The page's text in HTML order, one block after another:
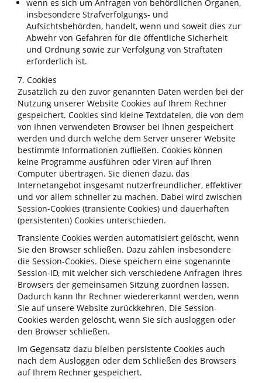
wenn es sich um Anfragen von behördlichen Organen,
insbesondere Strafverfolgungs- und
Aufsichtsbehörden, handelt, wenn und soweit dies zur
Abwehr von Gefahren für die öffentliche Sicherheit
und Ordnung sowie zur Verfolgung von Straftaten
erforderlich ist.
7. Cookies
Zusätzlich zu den zuvor genannten Daten werden bei der
Nutzung unserer Website Cookies auf Ihrem Rechner
gespeichert. Cookies sind kleine Textdateien, die von dem
von Ihnen verwendeten Browser bei Ihnen gespeichert
werden und durch welche dem Server unserer Website
bestimmte Informationen zufließen. Cookies können
keine Programme ausführen oder Viren auf Ihren
Computer übertragen. Sie dienen dazu, das
Internetangebot insgesamt nutzerfreundlicher, effektiver
und vor allem schneller zu machen. Dabei wird zwischen
Session-Cookies (transiente Cookies) und dauerhaften
(persistenten) Cookies unterschieden.
Transiente Cookies werden automatisiert gelöscht, wenn
Sie den Browser schließen. Dazu zählen insbesondere
die Session-Cookies. Diese speichern eine sogenannte
Session-ID, mit welcher sich verschiedene Anfragen Ihres
Browsers der gemeinsamen Sitzung zuordnen lassen.
Dadurch kann Ihr Rechner wiedererkannt werden, wenn
Sie auf unsere Website zurückkehren. Die Session-
Cookies werden gelöscht, wenn Sie sich ausloggen oder
den Browser schließen.
Im Gegensatz dazu bleiben persistente Cookies auch
nach dem Ausloggen oder dem Schließen des Browsers
auf Ihrem Rechner gespeichert.